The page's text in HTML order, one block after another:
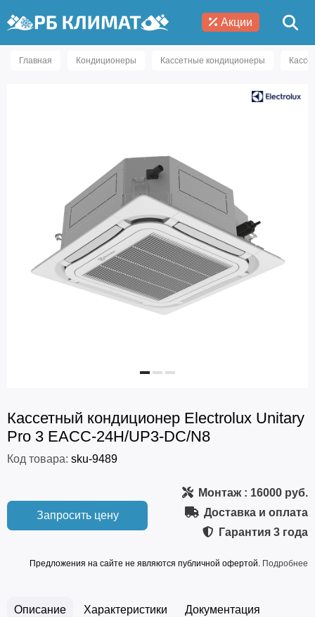
Акции
Главная Кондиционеры Кассетные кондиционеры
Кассетный кондиционер Electrolux Unitary
Pro 3 EACC-24H/UP3-DC/N8
Код товара: sku-9489
Запросить цену
Монтаж: 16000 руб.
Доставка и оплата
Гарантия 3 года
Предложения на сайте не являются публичной офертой. Подробнее
Описание Характеристики Документация